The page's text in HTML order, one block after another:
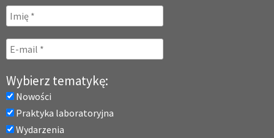
Wybierz tematykę:
Nowości
Praktyka laboratoryjna
Wydarzenia